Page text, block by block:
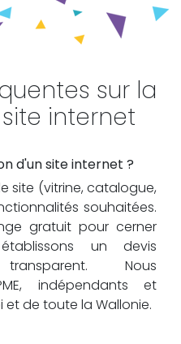
sur la
internet
d'un site internet ?
site (vitrine, catalogue,
souhaitées.
gratuit pour cerner
un devis
Nous
indépendants et
de toute la Wallonie.